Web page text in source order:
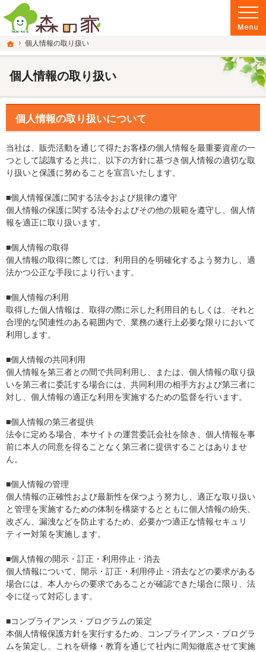
ホーム
個人情報の取り扱い
個人情報の取り扱い
富山県南砺市の注文住宅・新築戸建てを手がける建設会社なら当社へ。
富山県南砺市の新築・注文住宅・新築戸建てを手がける建設会社なら森の家
個人情報の取り扱いについて
当社は、販売活動を通じて得たお客様の個人情報を最重要資産の一
つとして認識すると共に、以下の方針に基づき個人情報の適切な取
り扱いと保護に努めることを宣言いたします。
■個人情報保護に関する法令および規律の遵守
個人情報の保護に関する法令およびその他の規範を遵守し、個人情
報を適正に取り扱います。
■個人情報の取得
個人情報の取得に際しては、利用目的を明確化するよう努力し、適
法かつ公正な手段により行います。
■個人情報の利用
取得した個人情報は、取得の際に示した利用目的もしくは、それと
合理的な関連性のある範囲内で、業務の遂行上必要な限りにおいて
利用します。
■個人情報の共同利用
個人情報を第三者との間で共同利用し、または、個人情報の取り扱
いを第三者に委託する場合には、共同利用の相手方および第三者に
対し、個人情報の適正な利用を実施するための監督を行います。
■個人情報の第三者提供
法令に定める場合、本サイトの運営委託会社を除き、個人情報を事
前に本人の同意を得ることなく第三者に提供することはありませ
ん。
■個人情報の管理
個人情報の正確性および最新性を保つよう努力し、適正な取り扱い
と管理を実施するための体制を構築するとともに個人情報の紛失、
改ざん、漏洩などを防止するため、必要かつ適正な情報セキュリ
ティー対策を実施します。
■個人情報の開示・訂正・利用停止・消去
個人情報について、開示・訂正・利用停止・消去などの要求がある
場合には、本人からの要求であることが確認できた場合に限り、法
令に従って対応します。
■コンプライアンス・プログラムの策定
本個人情報保護方針を実行するため、コンプライアンス・プログラ
ムを策定し、これを研修・教育を通じて社内に周知徹底させて実施